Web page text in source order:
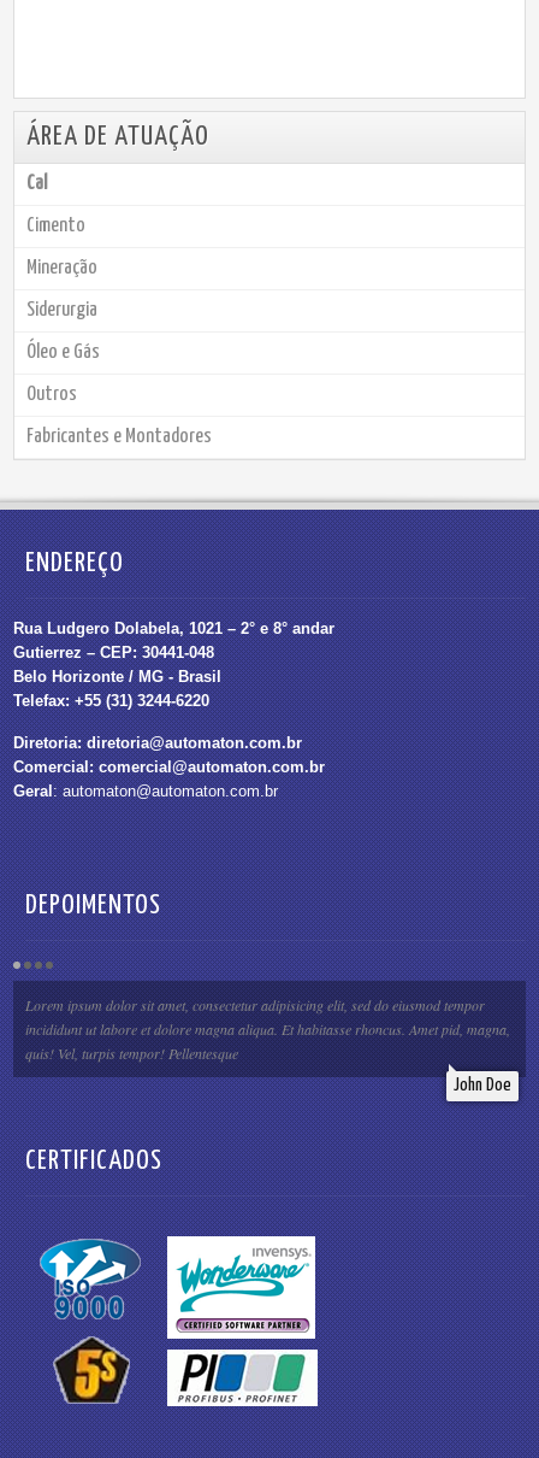
ÁREA DE ATUAÇÃO
Cal
Cimento
Mineração
Siderurgia
Óleo e Gás
Outros
Fabricantes e Montadores
ENDEREÇO
Rua Ludgero Dolabela, 1021 – 2° e 8° andar
Gutierrez – CEP: 30441-048
Belo Horizonte / MG - Brasil
Telefax: +55 (31) 3244-6220
Diretoria:diretoria@automaton.com.br
Comercial:comercial@automaton.com.br
Geral:automaton@automaton.com.br
DEPOIMENTOS
Lorem ipsum dolor sit amet, consectetur adipisicing elit, sed do eiusmod tempor
incididunt ut labore et dolore magna aliqua. Et habitasse rhoncus. Amet pid, magna,
quis! Vel, turpis tempor! Pellentesque
John Doe
CERTIFICADOS